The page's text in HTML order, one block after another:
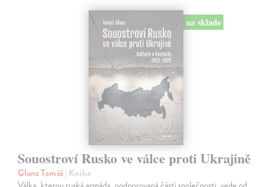
na sklade
Souostroví Rusko ve válce proti Ukrajině
Glanc Tomáš| Kniha